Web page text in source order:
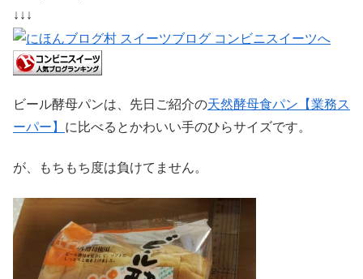
↓↓↓
ビール酵母パンは、先日ご紹介の天然酵母食パン【業務ス
ーパー】 に比べるとかわいい手のひらサイズです。
が、もちもち度は負けてません。